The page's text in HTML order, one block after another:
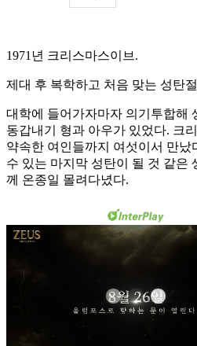
1971년 크리스마스이브.
제대 후 복학하고 처음 맞는 성탄
대학에 들어가자마자 의기투합해
동갑내기 형과 아우가 있었다. 크
약속한 여인들까지 여섯이서 만났
수 있는 마지막 성탄이 될 것 같은
께 온종일 몰려다녔다.